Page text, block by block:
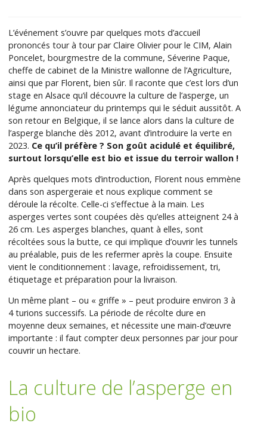
L’événement s’ouvre par quelques mots d’accueil
prononcés tour à tour par Claire Olivier pour le CIM, Alain
Poncelet, bourgmestre de la commune, Séverine Paque,
cheffe de cabinet de la Ministre wallonne de l’Agriculture,
ainsi que par Florent, bien sûr. Il raconte que c’est lors d’un
stage en Alsace qu’il découvre la culture de l’asperge, un
légume annonciateur du printemps qui le séduit aussitôt. A
son retour en Belgique, il se lance alors dans la culture de
l’asperge blanche dès 2012, avant d’introduire la verte en
2023. Ce qu’il préfère ? Son goût acidulé et équilibré,
surtout lorsqu’elle est bio et issue du terroir wallon !
Après quelques mots d’introduction, Florent nous emmène
dans son aspergeraie et nous explique comment se
déroule la récolte. Celle-ci s’effectue à la main. Les
asperges vertes sont coupées dès qu’elles atteignent 24 à
26 cm. Les asperges blanches, quant à elles, sont
récoltées sous la butte, ce qui implique d’ouvrir les tunnels
au préalable, puis de les refermer après la coupe. Ensuite
vient le conditionnement : lavage, refroidissement, tri,
étiquetage et préparation pour la livraison.
Un même plant – ou « griffe » – peut produire environ 3 à
4 turions successifs. La période de récolte dure en
moyenne deux semaines, et nécessite une main-d’œuvre
importante : il faut compter deux personnes par jour pour
couvrir un hectare.
La culture de l’asperge en
bio